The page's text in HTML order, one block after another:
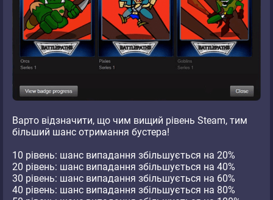
Варто відзначити, що чим вищий рівень Steam, тим
більший шанс отримання бустера!
10 рівень: шанс випадання збільшується на 20%
20 рівень: шанс випадання збільшується на 40%
30 рівень: шанс випадання збільшується на 60%
40 рівень: шанс випадання збільшується на 80%